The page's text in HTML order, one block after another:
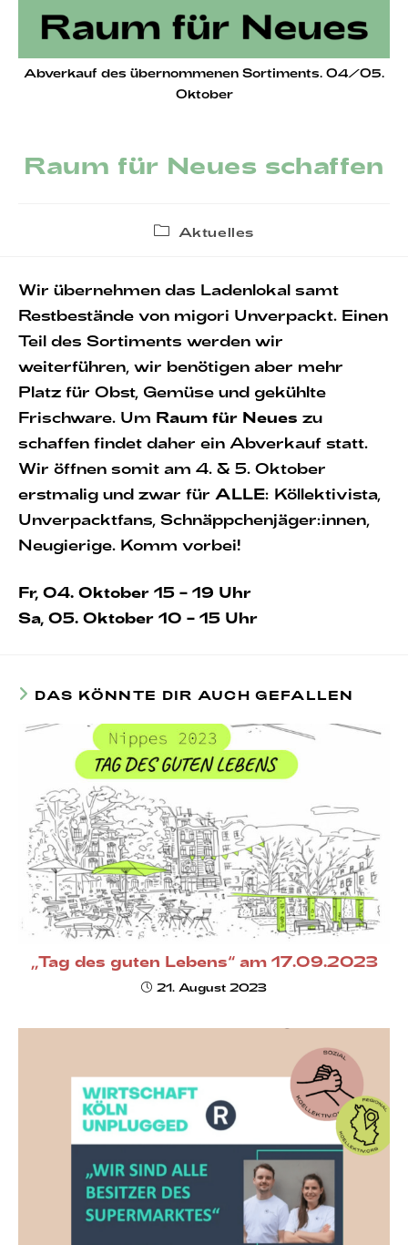
Abverkauf des übernommenen Sortiments. 04/05.
Oktober
Raum für Neues schaffen
Beitrags-
Aktuelles
Wir übernehmen das Ladenlokal samt
Restbestände von migori Unverpackt. Einen
Teil des Sortiments werden wir
weiterführen, wir benötigen aber mehr
Platz für Obst, Gemüse und gekühlte
Frischware. Um
Raum für Neues zu
schaffen findet daher ein Abverkauf statt.
Wir öffnen somit am 4. & 5. Oktober
erstmalig und zwar für ALLE: Köllektivista,
Unverpacktfans, Schnäppchenjäger:innen,
Neugierige. Komm vorbei!
Fr, 04. Oktober 15 – 19 Uhr
Sa, 05. Oktober 10 – 15 Uhr
DAS KÖNNTE DIR AUCH GEFALLEN
,,Tag des guten Lebens“ am 17.09.2023
21. August 2023